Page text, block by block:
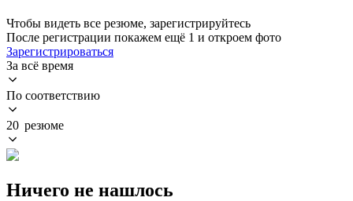
Чтобы видеть все резюме, зарегистрируйтесь
После регистрации покажем ещё 1 и откроем фото
Зарегистрироваться
За всё время
По соответствию
20 резюме
Ничего не нашлось